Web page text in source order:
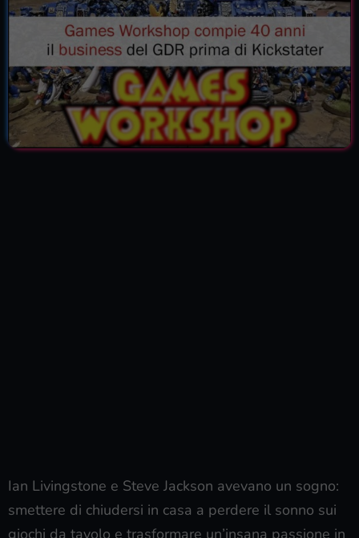
Ian Livingstone e Steve Jackson avevano un sogno:
smettere di chiudersi in casa a perdere il sonno sui
giochi da tavolo e trasformare un’insana passione in